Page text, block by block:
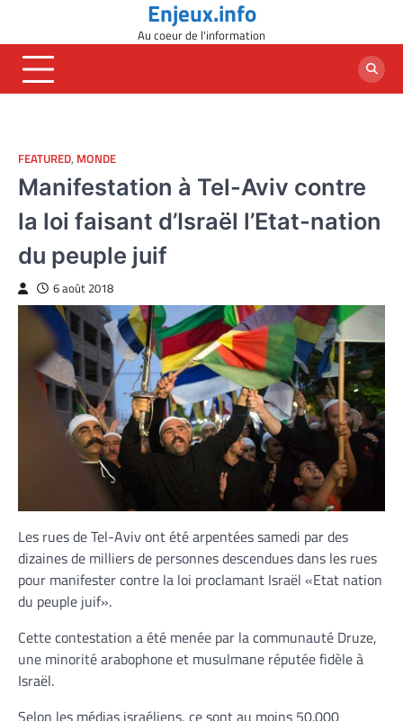
content
Enjeux.info
Au coeur de l'information
FEATURED, MONDE
Manifestation à Tel-Aviv contre
la loi faisant d’Israël l’Etat-nation
du peuple juif
6 août 2018
Les rues de Tel-Aviv ont été arpentées samedi par des
dizaines de milliers de personnes descendues dans les rues
pour manifester contre la loi proclamant Israël «Etat nation
du peuple juif».
Cette contestation a été menée par la communauté Druze,
une minorité arabophone et musulmane réputée fidèle à
Israël.